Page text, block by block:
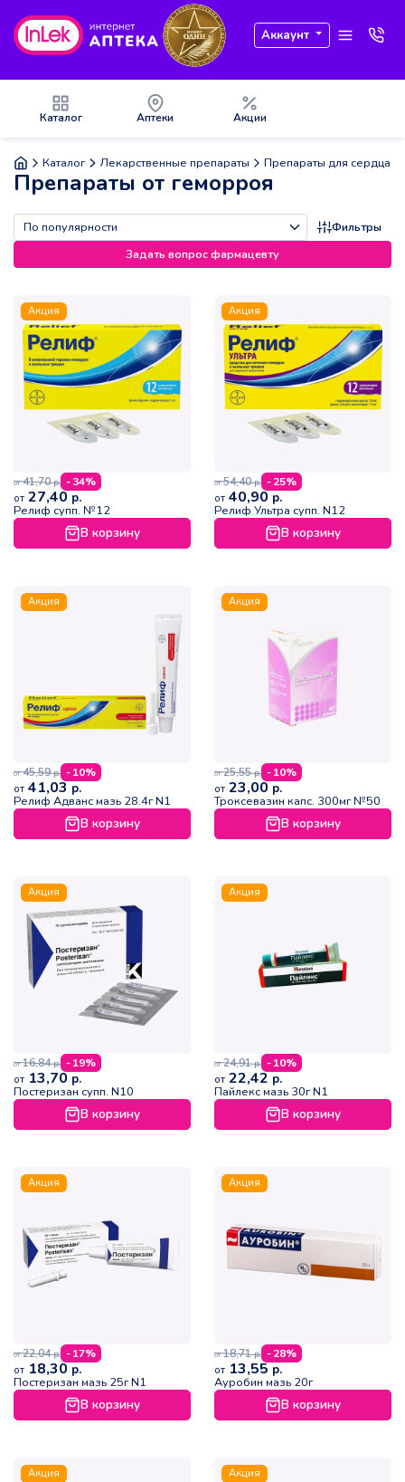
Аккаунт
Каталог Аптеки Акции
Каталог Лекарственные препараты Препараты для сердца и
Препараты от геморроя
Фильтры
Задать вопрос фармацевту
Акция
от 41,70р. - 34%
от 27,40 р.
Релиф супп. №12
В корзину
Акция
от 54,40р. - 25%
от 40,90 р.
Релиф Ультра супп. N12
В корзину
Акция
от 45,59р. - 10%
от 41,03 р.
Релиф Адванс мазь 28.4г N1
В корзину
Акция
от 25,55р. - 10%
от 23,00 р.
Троксевазин капс. 300мг №50
В корзину
Акция
от 16,84р. - 19%
от 13,70 р.
Постеризан супп. N10
В корзину
Акция
от 24,91р. - 10%
от 22,42 р.
Пайлекс мазь 30г N1
В корзину
Акция
от 22,04р. - 17%
от 18,30 р.
Постеризан мазь 25г N1
В корзину
Акция
от 18,71р. - 28%
от 13,55 р.
Ауробин мазь 20г
В корзину
Акция Акция